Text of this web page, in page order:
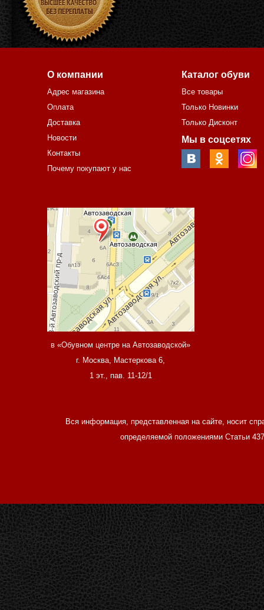
О компании
Адрес магазина
Оплата
Доставка
Новости
Контакты
Почему покупают у нас
Каталог обуви
Все товары
Только Новинки
Только Дисконт
Мы в соцсетях
в «Обувном центре на Автозаводской»
г. Москва, Мастеркова 6,
1 эт., пав. 11-12/1
Вся информация, представленная на сайте, носит
определяемой положениями Статьи